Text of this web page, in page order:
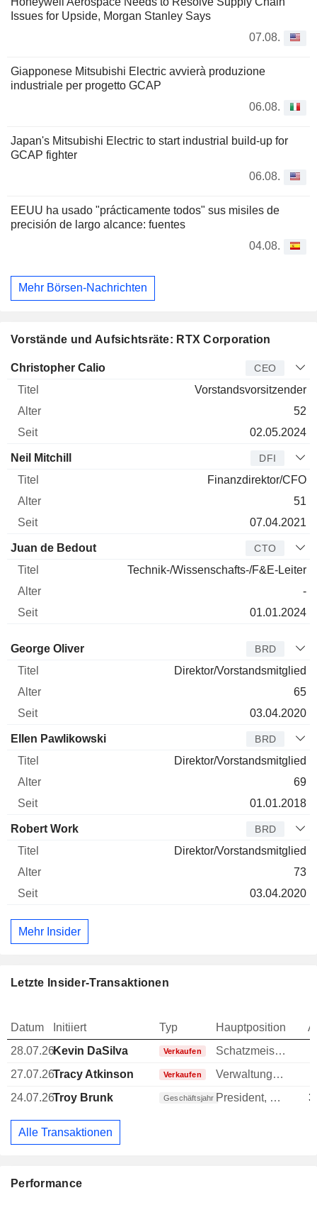
Issues for Upside, Morgan Stanley Says
07.08.
Giapponese Mitsubishi Electric avvierà produzione
industriale per progetto GCAP
06.08.
Japan's Mitsubishi Electric to start industrial build-up for
GCAP fighter
06.08.
EEUU ha usado "prácticamente todos" sus misiles de
precisión de largo alcance: fuentes
04.08.
Mehr Börsen-Nachrichten
Performance
Vorstände und Aufsichtsräte: RTX Corporation
Manager Titel Alter
Christopher Calio CEO
Vorstandsvorsitzender
52
02.05.2024
Neil Mitchill DFI
Finanzdirektor/CFO
51
07.04.2021
Juan de Bedout CTO
Technik-/Wissenschafts-/F&E-Leiter
-
01.01.2024
Verwaltungsratsmitglied
George Oliver BRD
Direktor/Vorstandsmitglied
65
03.04.2020
Ellen Pawlikowski BRD
Direktor/Vorstandsmitglied
69
01.01.2018
Robert Work BRD
Direktor/Vorstandsmitglied
73
03.04.2020
Mehr Insider
Letzte Insider-Transaktionen
Datum Initiiert Typ Hauptposition
28.07.26Kevin DaSilva Verkaufen Schatzmeister
27.07.26Tracy Atkinson Verkaufen Verwaltungsratsmitglied
24.07.26Troy Brunk Geschäftsjahr President, Collins Aerospace
Alle Transaktionen